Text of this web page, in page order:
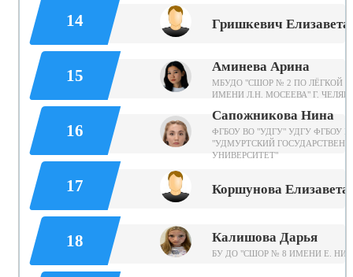
14 Гришкевич Елизавета
15 Аминева Арина
МБУДО "СШОР № 2 ПО ЛЁГКОЙ
ИМЕНИ Л.Н. МОСЕЕВА" Г.
16
Сапожникова Нина
ФГБОУ ВО "УДГУ" УДГУ ФГБОУ
"УДМУРТСКИЙ
УНИВЕРСИТЕТ"
17 Коршунова Елизавета
18 Калишова Дарья
БУ ДО "СШОР № 8 ИМЕНИ Е.